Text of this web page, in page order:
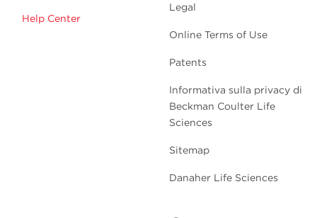
Help Center
Legal
Online Terms of Use
Patents
Informativa sulla privacy di
Beckman Coulter Life
Sciences
Sitemap
Danaher Life Sciences